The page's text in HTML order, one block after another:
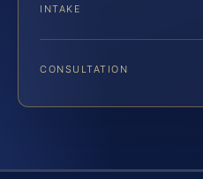
INTAKE
CONSULTATION